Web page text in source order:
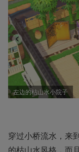
左边的枯山水小院子
穿过小桥流水，来